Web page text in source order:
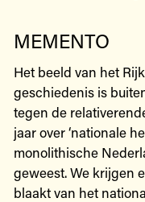
MEMENTO
Het beeld van het
geschiedenis is
tegen de
jaar over ‘nationale
monolithische
geweest. We krijgen
blaakt van het